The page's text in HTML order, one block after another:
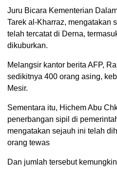
Juru Bicara Kementerian
Tarek al-Kharraz, mengatakan
telah tercatat di Derna,
dikuburkan.
Melangsir kantor berita AFP,
sedikitnya 400 orang asing,
Mesir.
Sementara itu, Hichem Abu
penerbangan sipil di
mengatakan sejauh ini telah
orang tewas
Dan jumlah tersebut